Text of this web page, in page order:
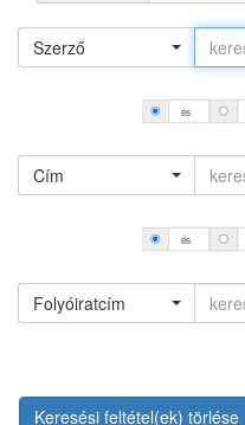
Szerző
és
Cím
és
Folyóiratcím
Keresési feltétel(ek) törlése